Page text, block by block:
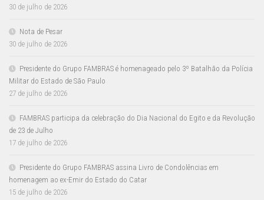
30 de julho de 2026
Nota de Pesar
30 de julho de 2026
Presidente do Grupo FAMBRAS é homenageado pelo 3º Batalhão da Polícia
Militar do Estado de São Paulo
27 de julho de 2026
FAMBRAS participa da celebração do Dia Nacional do Egito e da Revolução
de 23 de Julho
17 de julho de 2026
Presidente do Grupo FAMBRAS assina Livro de Condolências em
homenagem ao ex-Emir do Estado do Catar
15 de julho de 2026